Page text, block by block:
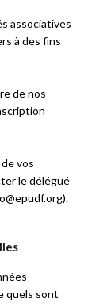
associatives
à des fins
de nos
vos
le délégué
@epudf.org).
quels sont